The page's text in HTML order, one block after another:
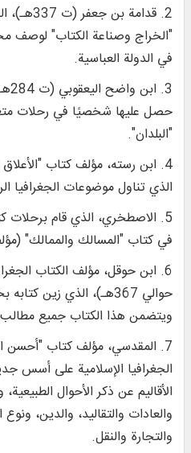
2. قدامة
"الخراج وصناعة الكتاب" لوصف
في الدولة العباسية.
3.
حصل عليها شخصيًا في رحلات
"البلدان".
الذي تناول موضوعات الجغرافيا
5. الاصطخري، الذي قام
في كتاب "المسالك والممالك" (مؤلف
6. ابن حوقل، مؤلف الكتاب
حوالي 367هـ)، الذي زين
ويتضمن هذا الكتاب جميع مطالب
7. المقدسي، مؤلف كتاب "أحسن
الجغرافيا الإسلامية على أسس
الأقاليم عن ذكر الأحوال
والعادات والتقاليد، والدين،
والتجارة والنقل.